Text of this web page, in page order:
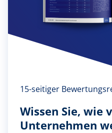
15-seitiger
Wissen Sie, wie
Unternehmen